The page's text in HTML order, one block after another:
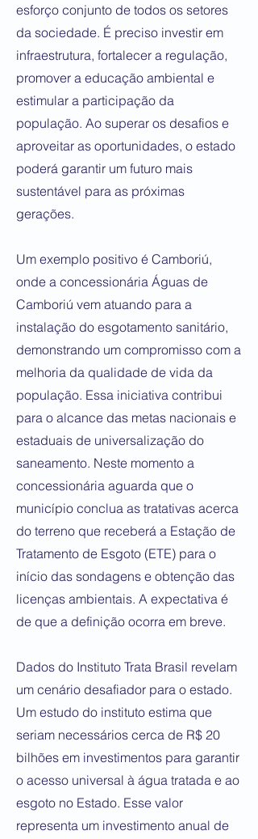
esforço conjunto de todos os setores
da sociedade. É preciso investir em
infraestrutura, fortalecer a regulação,
promover a educação ambiental e
estimular a participação da
população. Ao superar os desafios e
aproveitar as oportunidades, o estado
poderá garantir um futuro mais
sustentável para as próximas
gerações.
Um exemplo positivo é Camboriú,
onde a concessionária Águas de
Camboriú vem atuando para a
instalação do esgotamento sanitário,
demonstrando um compromisso com a
melhoria da qualidade de vida da
população. Essa iniciativa contribui
para o alcance das metas nacionais e
estaduais de universalização do
saneamento. Neste momento a
concessionária aguarda que o
município conclua as tratativas acerca
do terreno que receberá a Estação de
Tratamento de Esgoto (ETE) para o
início das sondagens e obtenção das
licenças ambientais. A expectativa é
de que a definição ocorra em breve.
Dados do Instituto Trata Brasil revelam
um cenário desafiador para o estado.
Um estudo do instituto estima que
seriam necessários cerca de R$ 20
bilhões em investimentos para garantir
o acesso universal à água tratada e ao
esgoto no Estado. Esse valor
representa um investimento anual de